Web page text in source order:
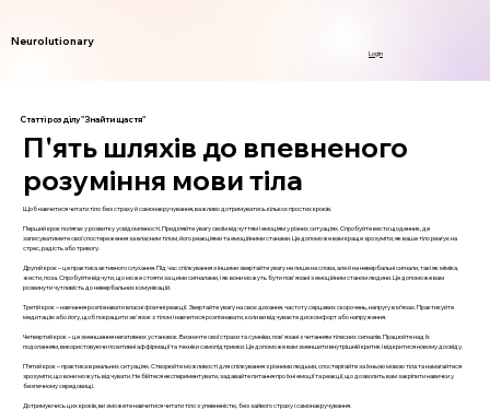
Neurolutionary
Login
Статті розділу "Знайти щастя"
П'ять шляхів до впевненого
розуміння мови тіла
Щоб навчитися читати тіло без страху й самонакручування, важливо дотримуватись кількох простих кроків.
Перший крок полягає у розвитку усвідомленості. Приділяйте увагу своїм відчуттям і емоціям у різних ситуаціях. Спробуйте вести щоденник, де
записуватимете свої спостереження за власним тілом, його реакціями та емоційними станами. Це допоможе вам краще зрозуміти, як ваше тіло реагує на
стрес, радість або тривогу.
Другий крок – це практика активного слухання. Під час спілкування з іншими звертайте увагу не лише на слова, але й на невербальні сигнали, такі як міміка,
жести, поза. Спробуйте відчути, що може стояти за цими сигналами, і як вони можуть бути пов'язані з емоційним станом людини. Це допоможе вам
розвинути чутливість до невербальних комунікацій.
Третій крок – навчання розпізнавати власні фізичні реакції. Звертайте увагу на своє дихання, частоту серцевих скорочень, напругу в м’язах. Практикуйте
медитацію або йогу, щоб покращити зв'язок з тілом і навчитися розпізнавати, коли ви відчуваєте дискомфорт або напруження.
Четвертий крок – це зменшення негативних установок. Визначте свої страхи та сумніви, пов'язані з читанням тілесних сигналів. Працюйте над їх
подоланням, використовуючи позитивні аффірмації та техніки самопідтримки. Це допоможе вам зменшити внутрішній критик і відкритися новому досвіду.
П’ятий крок – практика в реальних ситуаціях. Створюйте можливості для спілкування з різними людьми, спостерігайте за їхньою мовою тіла та намагайтеся
зрозуміти, що вони можуть відчувати. Не бійтеся експериментувати, задавайте питання про їхні емоції та реакції, що дозволить вам закріпити навички у
безпечному середовищі.
Дотримуючись цих кроків, ви зможете навчитися читати тіло з упевненістю, без зайвого страху і самонакручування.